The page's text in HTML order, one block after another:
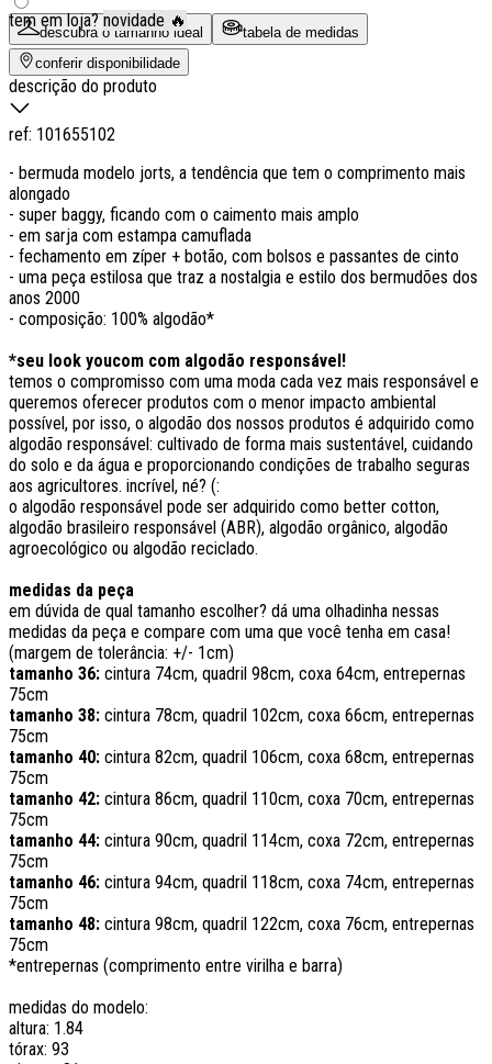
descubra o tamanho ideal tabela de medidas
tem em loja? novidade 🔥
conferir disponibilidade
descrição do produto
ref: 101655102
- bermuda modelo jorts, a tendência que tem o comprimento mais
alongado
- super baggy, ficando com o caimento mais amplo
- em sarja com estampa camuflada
- fechamento em zíper + botão, com bolsos e passantes de cinto
- uma peça estilosa que traz a nostalgia e estilo dos bermudões dos
anos 2000
- composição: 100% algodão*
*seu look youcom com algodão responsável!
temos o compromisso com uma moda cada vez mais responsável e
queremos oferecer produtos com o menor impacto ambiental
possível, por isso, o algodão dos nossos produtos é adquirido como
algodão responsável: cultivado de forma mais sustentável, cuidando
do solo e da água e proporcionando condições de trabalho seguras
aos agricultores. incrível, né? (:
o algodão responsável pode ser adquirido como better cotton,
algodão brasileiro responsável (ABR), algodão orgânico, algodão
agroecológico ou algodão reciclado.
medidas da peça
em dúvida de qual tamanho escolher? dá uma olhadinha nessas
medidas da peça e compare com uma que você tenha em casa!
(margem de tolerância: +/- 1cm)
tamanho 36: cintura 74cm, quadril 98cm, coxa 64cm, entrepernas
75cm
tamanho 38: cintura 78cm, quadril 102cm, coxa 66cm, entrepernas
75cm
tamanho 40: cintura 82cm, quadril 106cm, coxa 68cm, entrepernas
75cm
tamanho 42: cintura 86cm, quadril 110cm, coxa 70cm, entrepernas
75cm
tamanho 44: cintura 90cm, quadril 114cm, coxa 72cm, entrepernas
75cm
tamanho 46: cintura 94cm, quadril 118cm, coxa 74cm, entrepernas
75cm
tamanho 48: cintura 98cm, quadril 122cm, coxa 76cm, entrepernas
75cm
*entrepernas (comprimento entre virilha e barra)
medidas do modelo:
altura: 1.84
tórax: 93